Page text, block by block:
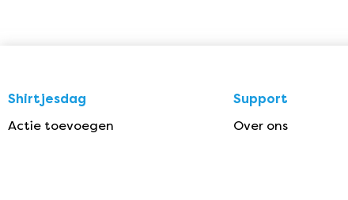
Shirtjesdag
Actie toevoegen
Support
Over ons